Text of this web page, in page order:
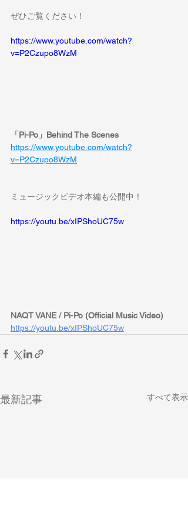
ぜひご覧ください！
https://www.youtube.com/watch?
v=P2Czupo8WzM
「Pi-Po」Behind The Scenes
https://www.youtube.com/watch?
v=P2Czupo8WzM
ミュージックビデオ本編も公開中！
https://youtu.be/xIPShoUC75w
NAQT VANE / Pi-Po (Official Music Video)
https://youtu.be/xIPShoUC75w
最新記事 すべて表示